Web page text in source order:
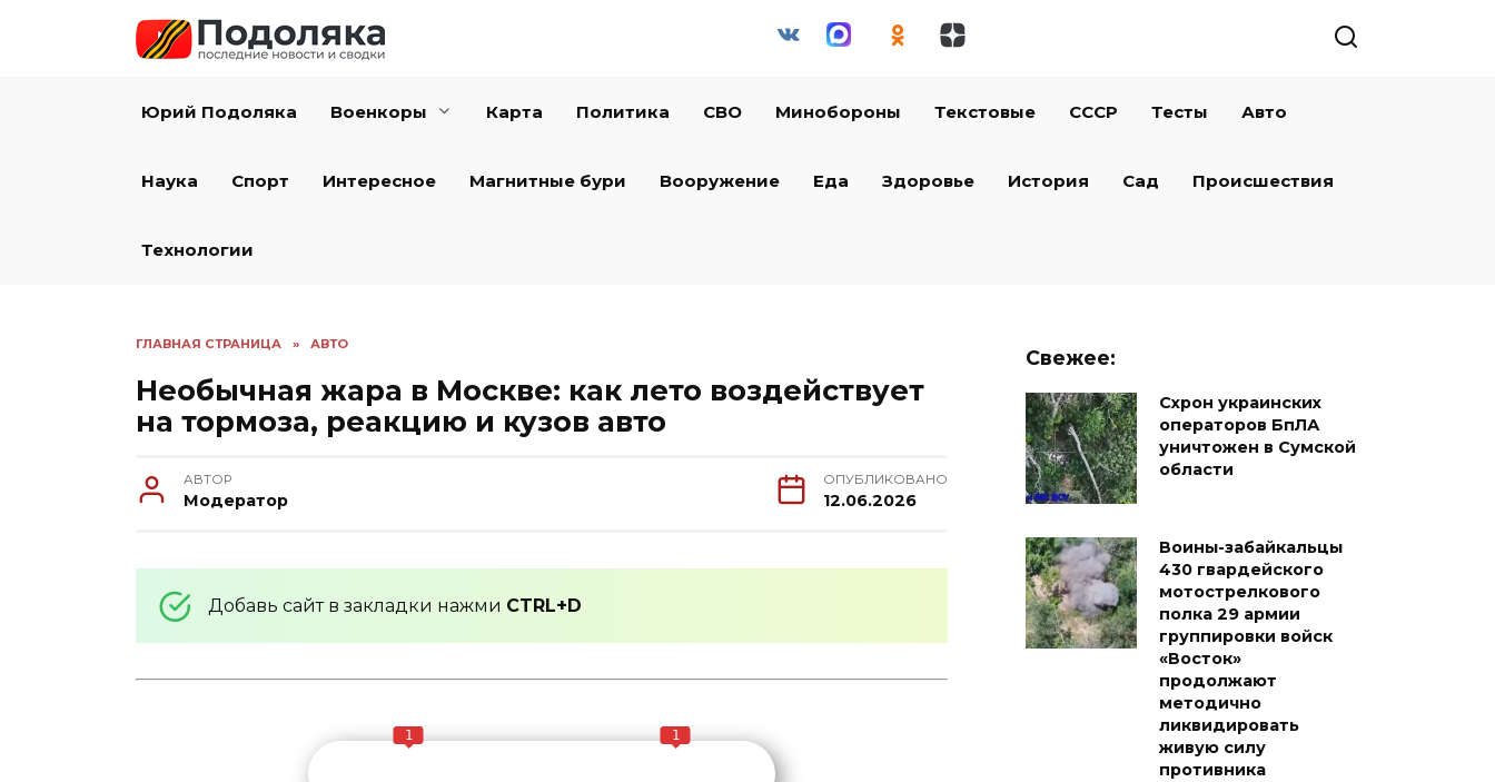
Юрий Подоляка Военкоры Карта Политика СВО Минобороны Текстовые СССР Тесты Авто
Наука Спорт Интересное Магнитные бури Вооружение Еда Здоровье История Сад Происшествия
Технологии
ГЛАВНАЯ СТРАНИЦА » АВТО
Необычная жара в Москве: как лето воздействует
на тормоза, реакцию и кузов авто
АВТОР
Модератор
ОПУБЛИКОВАНО
12.06.2026
Добавь сайт в закладки нажми CTRL+D
1 1
Свежее:
Схрон украинских
операторов БпЛА
уничтожен в Сумской
области
Воины-забайкальцы
430 гвардейского
мотострелкового
полка 29 армии
группировки войск
«Восток»
продолжают
методично
ликвидировать
живую силу
противника